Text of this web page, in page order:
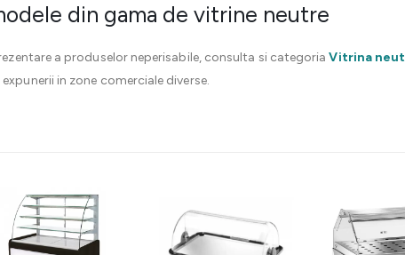
din gama de vitrine neutre
a produselor neperisabile, consulta si categoriaVitrina
in zone comerciale diverse.